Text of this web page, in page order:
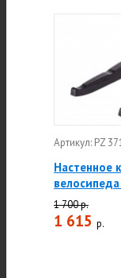
Артикул: PZ
Настенное
1 700 р.
1 615 р.